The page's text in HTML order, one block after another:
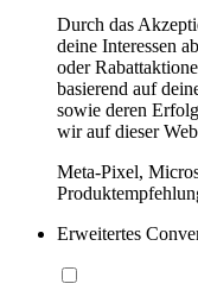
Durch das
deine Interessen
oder
basierend auf
sowie deren
wir auf dieser
Meta-Pixel,
Erweitertes